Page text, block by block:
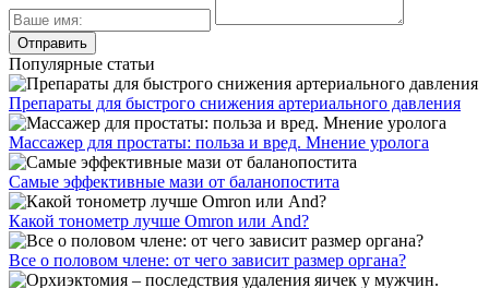
Популярные статьи
Препараты для быстрого снижения артериального давления
Массажер для простаты: польза и вред. Мнение уролога
Самые эффективные мази от баланопостита
Какой тонометр лучше Omron или And?
Все о половом члене: от чего зависит размер органа?